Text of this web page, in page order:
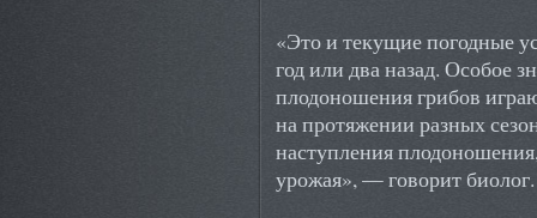
«Это и текущие погодные
год или два назад. Особое
плодоношения грибов
на протяжении разных
наступления
урожая», — говорит биолог.